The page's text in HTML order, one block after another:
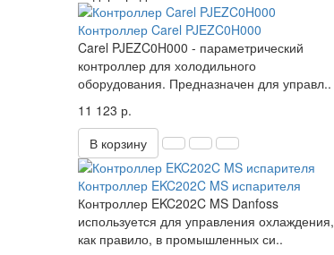
Контроллер Carel PJEZC0H000
Carel PJEZC0H000 - параметрический
контроллер для холодильного
оборудования. Предназначен для управл..
11 123 р.
В корзину
Контроллер EKC202C MS испарителя
Контроллер EKC202C MS Danfoss
используется для управления охлаждения,
как правило, в промышленных си..